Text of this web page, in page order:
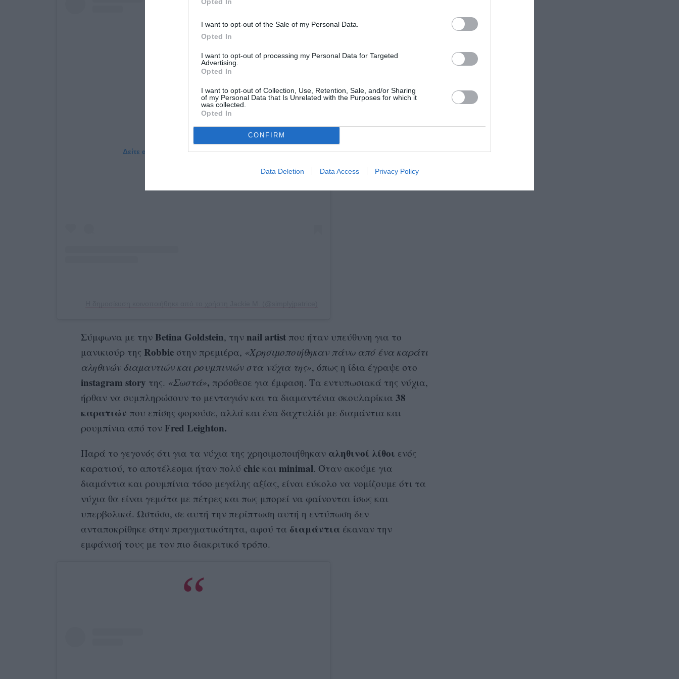
I want to opt-out of the Sale of my Personal Data.
Opted In
I want to opt-out of processing my Personal Data for Targeted
Advertising.
Opted In
I want to opt-out of Collection, Use, Retention, Sale, and/or Sharing
of my Personal Data that Is Unrelated with the Purposes for which it
was collected.
Opted In
CONFIRM
Data Deletion Data Access Privacy Policy
Δείτε αυτή τη δημοσίευση στο Instagram.
Σύμφωνα με την Betina Goldstein, την nail artistπου ήταν υπεύθυνη για το
μανικιούρ της Robbieστην πρεμιέρα, «Χρησιμοποιήθηκαν πάνω από ένα καράτι
αληθινών διαμαντιών και ρουμπινιών στα νύχια της», όπως η ίδια έγραψε στο
instagram story της. «Σωστά», πρόσθεσε για έμφαση. Τα εντυπωσιακά της νύχια,
ήρθαν να συμπληρώσουν το μενταγιόν και τα διαμαντένια σκουλαρίκια 38
καρατιών που επίσης φορούσε, αλλά και ένα δαχτυλίδι με διαμάντια και
ρουμπίνια από τον Fred Leighton.
Παρά το γεγονός ότι για τα νύχια της χρησιμοποιήθηκαναληθινοί λίθοι ενός
καρατιού, το αποτέλεσμα ήταν πολύ chicκαι minimal. Όταν ακούμε για
διαμάντια και ρουμπίνια τόσο μεγάλης αξίας, είναι εύκολο να νομίζουμε ότι τα
νύχια θα είναι γεμάτα με πέτρες και πως μπορεί να φαίνονται ίσως και
υπερβολικά. Ωστόσο, σε αυτή την περίπτωση αυτή η εντύπωση δεν
ανταποκρίθηκε στην πραγματικότητα, αφού τα διαμάντιαέκαναν την
εμφάνισή τους με τον πιο διακριτικό τρόπο.